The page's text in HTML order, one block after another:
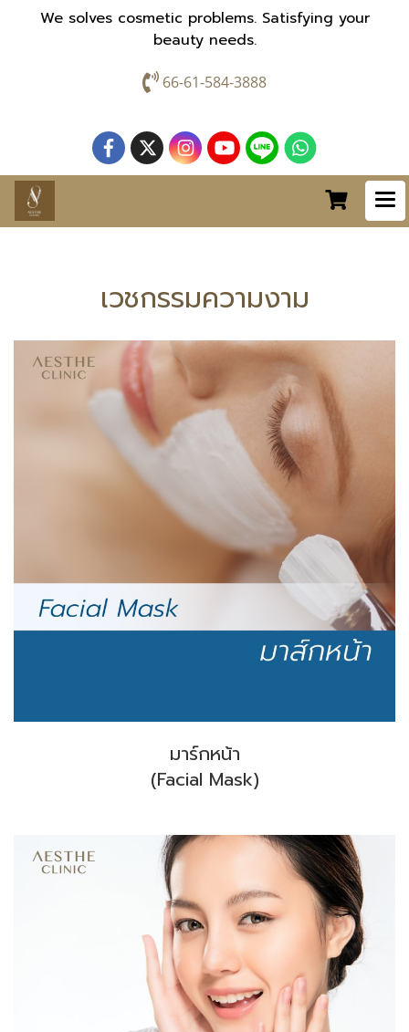
We solves cosmetic problems. Satisfying your
beauty needs.
66-61-584-3888
เวชกรรมความงาม
มาร์กหน้า
(Facial Mask)